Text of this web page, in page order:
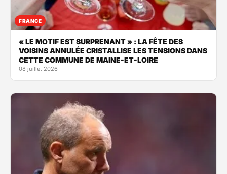
FRANCE
« LE MOTIF EST SURPRENANT » : LA FÊTE DES
VOISINS ANNULÉE CRISTALLISE LES TENSIONS DANS
CETTE COMMUNE DE MAINE-ET-LOIRE
08 juillet 2026